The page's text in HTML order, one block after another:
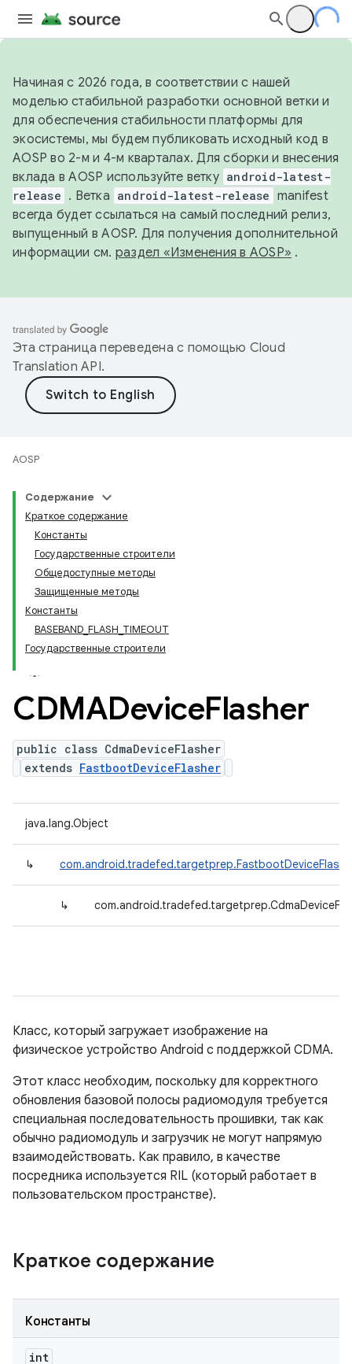
Начиная с 2026 года, в соответствии с нашей
моделью стабильной разработки основной ветки и
для обеспечения стабильности платформы для
экосистемы, мы будем публиковать исходный код в
AOSP во 2-м и 4-м кварталах. Для сборки и внесения
вклада в AOSP используйте ветку android-latest-
release . Ветка android-latest-release manifest
всегда будет ссылаться на самый последний релиз,
выпущенный в AOSP. Для получения дополнительной
информации см. раздел «Изменения в AOSP» .
Эта страница переведена с помощью Cloud
Translation API.
AOSP
Содержание
Краткое содержание
Константы
Государственные строители
Общедоступные методы
Защищенные методы
Константы
BASEBAND_FLASH_TIMEOUT
Государственные строители
CDMADeviceFlasher
public class CdmaDeviceFlasher
extends FastbootDeviceFlasher
java.lang.Object
↳
↳
Класс, который загружает изображение на
физическое устройство Android с поддержкой CDMA.
Этот класс необходим, поскольку для корректного
обновления базовой полосы радиомодуля требуется
специальная последовательность прошивки, так как
обычно радиомодуль и загрузчик не могут напрямую
взаимодействовать. Как правило, в качестве
посредника используется RIL (который работает в
пользовательском пространстве).
Краткое содержание
Константы
int